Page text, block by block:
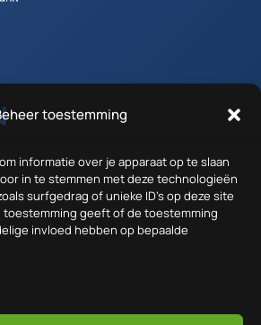
toestemming
informatie over je apparaat op te slaan
in te stemmen met deze technologieën
surfgedrag of unieke ID's op deze site
toestemming geeft of de toestemming
invloed hebben op bepaalde